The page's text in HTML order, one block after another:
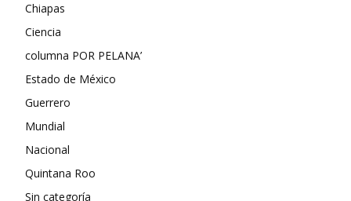
Chiapas
Ciencia
columna POR PELANA’
Estado de México
Guerrero
Mundial
Nacional
Quintana Roo
Sin categoría